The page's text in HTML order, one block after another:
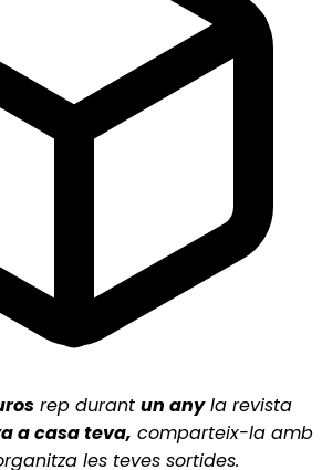
rep durant un anyla revista
a casa teva, comparteix-la amb
les teves sortides.